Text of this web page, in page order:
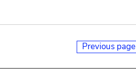
Previous page